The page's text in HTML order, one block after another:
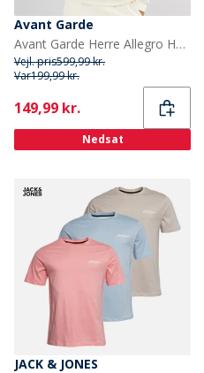
Avant Garde
Avant Garde Herre Allegro Hættetrøje Off White
Vejl. pris599,99 kr.
Var199,99 kr.
Current
149,99 kr.
Nedsat
JACK & JONES